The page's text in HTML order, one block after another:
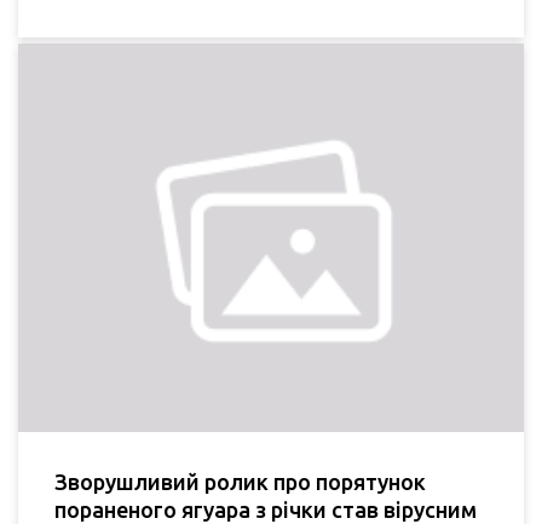
Зворушливий ролик про порятунок
пораненого ягуара з річки став вірусним